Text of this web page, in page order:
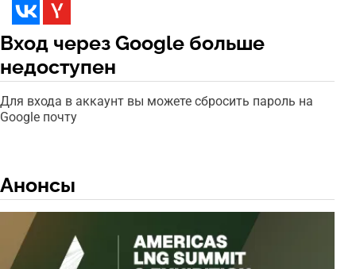
Вход через Google больше
недоступен
Для входа в аккаунт вы можете сбросить пароль на
Google почту
Анонсы